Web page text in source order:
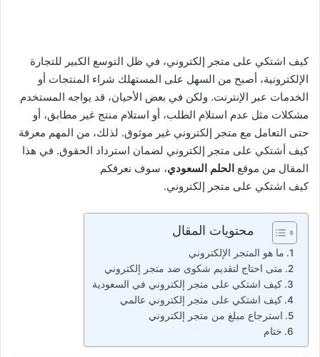
كيف اشتكي على متجر إلكتروني، في ظل التوسع الكبير للتجارة
الإلكترونية، أصبح من السهل على المستهلك شراء المنتجات أو
الخدمات عبر الإنترنت. ولكن في بعض الأحيان، قد يواجه المستخدم
مشكلات مثل عدم استلام الطلب، أو استلام منتج غير مطابق، أو
حتى التعامل مع متجر إلكتروني غير موثوق. لذلك، من المهم معرفة
كيف أشتكي على متجر إلكتروني لضمان استرداد الحقوق. في هذا
المقال من موقع الحلم السعودي، سوف نعرفكم
كيف اشتكي على متجر إلكتروني.
محتويات المقال
ما هو المتجر الإلكتروني
متى احتاج لتقديم شكوى ضد متجر إلكتروني
كيف اشتكي على متجر إلكتروني في السعودية
كيف اشتكي على متجر إلكتروني عالمي
استرجاع مبلغ من متجر إلكتروني
ختام